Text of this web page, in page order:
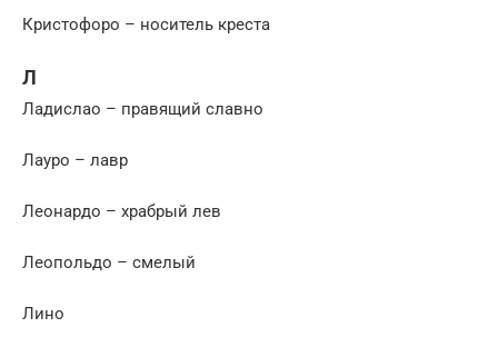
Кристофоро – носитель креста
Л
Ладислао – правящий славно
Лауро – лавр
Леонардо – храбрый лев
Леопольдо – смелый
Лино